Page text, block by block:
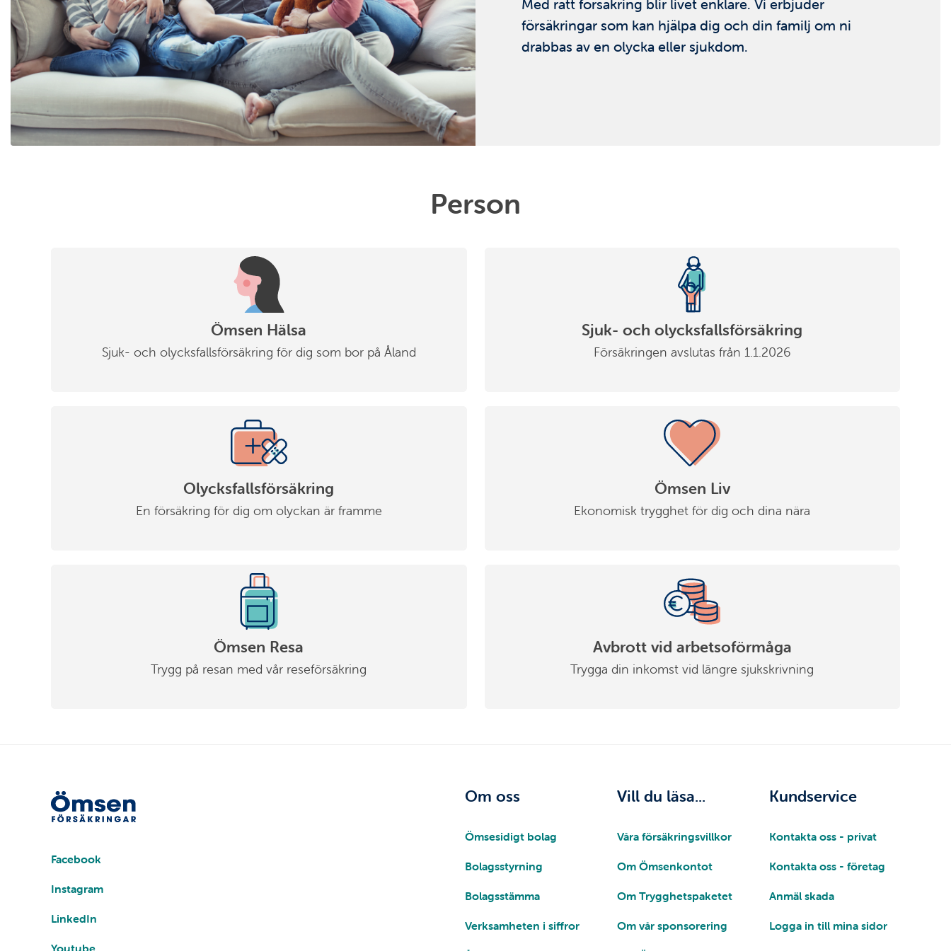
Med rätt försäkring blir livet enklare. Vi erbjuder
försäkringar som kan hjälpa dig och din familj om ni
drabbas av en olycka eller sjukdom.
Person
Ömsen Hälsa
Sjuk- och olycksfallsförsäkring för dig som bor på Åland
Sjuk- och olycksfallsförsäkring
Försäkringen avslutas från 1.1.2026
Olycksfallsförsäkring
En försäkring för dig om olyckan är framme
Ömsen Liv
Ekonomisk trygghet för dig och dina nära
Ömsen Resa
Trygg på resan med vår reseförsäkring
Avbrott vid arbetsoförmåga
Trygga din inkomst vid längre sjukskrivning
Sociala
medier
Facebook
Instagram
LinkedIn
Youtube
Om oss
Ömsesidigt bolag
Bolagsstyrning
Bolagsstämma
Verksamheten i siffror
Vill du läsa...
Våra försäkringsvillkor
Om Ömsenkontot
Om Trygghetspaketet
Om vår sponsorering
Kundservice
Kontakta oss - privat
Kontakta oss - företag
Anmäl skada
Logga in till mina sidor